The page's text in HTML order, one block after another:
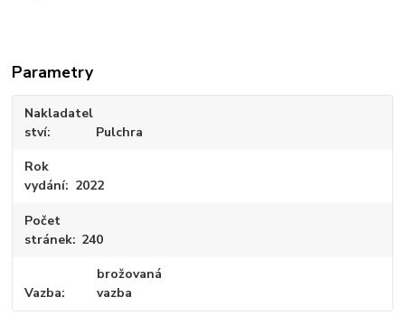
Parametry
Nakladatel
ství
Pulchra
Rok
vydání
2022
Počet
stránek 240
Vazba
brožovaná
vazba